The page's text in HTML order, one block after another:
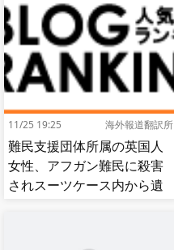
11/25 19:25 海外報道翻訳所
難民支援団体所属の英国人
女性、アフガン難民に殺害
されスーツケース内から遺